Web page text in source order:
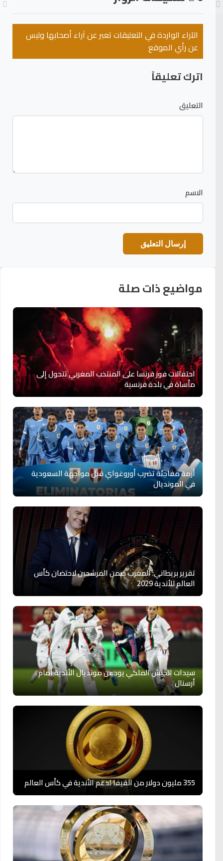
الآراء الواردة في التعليقات تعبر عن آراء أصحابها وليس
عن رأي الموقع
اترك تعليقاً
التعليق
الاسم
مواضيع ذات صلة
احتفالات فوز فرنسا على المنتخب المغربي تتحول إلى
مأساة في بلدة فرنسية
أزمة مفاجئة تضرب أوروغواي قبل مواجهة السعودية
في المونديال
تقرير بريطاني: المغرب ضمن المرشحين لاحتضان كأس
العالم للأندية 2029
سيدات الجيش الملكي يودعن مونديال الأندية أمام
أرسنال
355 مليون دولار من الفيفا لدعم الأندية في كأس العالم